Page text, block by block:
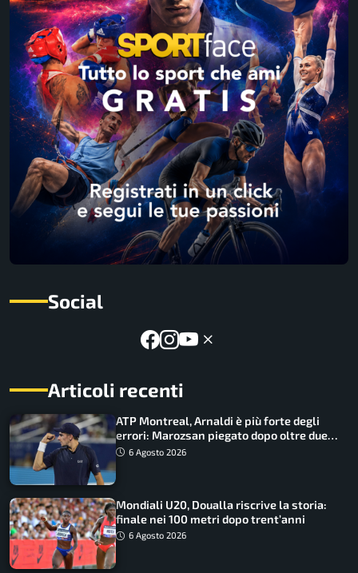
Social
Articoli recenti
ATP Montreal, Arnaldi è più forte degli
errori: Marozsan piegato dopo oltre due
ore6 Agosto 2026
Mondiali U20, Doualla riscrive la storia:
finale nei 100 metri dopo trent’anni
6 Agosto 2026